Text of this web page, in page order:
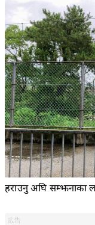
हराउनु अघि सम्झनाका